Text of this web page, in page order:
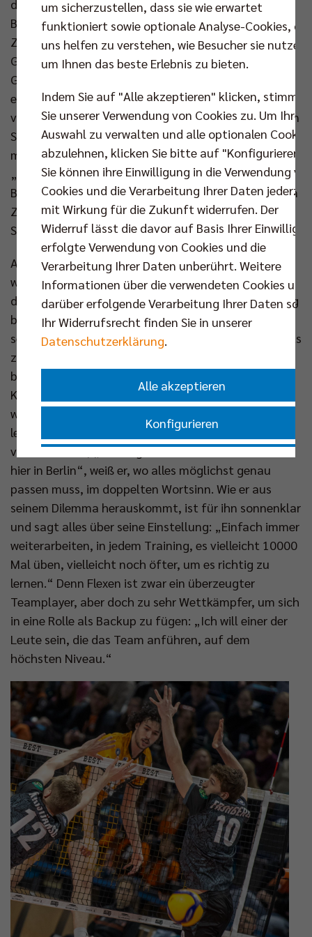
dieser junge Mann aus Rio Rancho im US-
Bundesstaat New Mexico nicht nur wegen seiner 206
Zentimeter Körperlänge in naher Zukunft zu einer
Größe im internationalen Volleyball reifen kann.
Genau das ist sein Plan. Der Außenangreifer hat eine
enorme Sprunghöhe, schlägt hart zu am Netz wie
von der Aufschlaglinie, kreiert selbst in komplizierten
Situationen häufig noch gute Attacken. „Das ist
mein Job“, kommentiert er trocken. Was fehlt?
„Passing“, antwortet Flexen, ohne zu zögern, die
Ballannahme und möglichst präzise Weitergabe zum
Zuspieler also. Ein Kernelement des erfolgreichen
Spiels.
An seiner Schwäche arbeitet der Amerikaner, der
wegen seiner Größe als Außenangreifer ein wenig an
den „Hall of Famer“ Robert Kromm erinnert. Der trug
bis 2018 das BR Volleys Trikot und war sogar noch
sechs Zentimeter länger. Er wurde deshalb auch stets
zum Ziel der gegnerischen Aufschläge. Hinzu kommt
bei Flexen, dass er die meiste Zeit seiner jungen
Karriere auf der Diagonalposition eingesetzt wurde,
wo er mit der Ballverteilung wenig zu tun hatte. Kein
leichter Übergang also, das Element zu
verinnerlichen, „schon gar nicht auf einem Level wie
hier in Berlin“, weiß er, wo alles möglichst genau
passen muss, im doppelten Wortsinn. Wie er aus
seinem Dilemma herauskommt, ist für ihn sonnenklar
und sagt alles über seine Einstellung: „Einfach immer
weiterarbeiten, in jedem Training, es vielleicht 10000
Mal üben, vielleicht noch öfter, um es richtig zu
lernen.“ Denn Flexen ist zwar ein überzeugter
Teamplayer, aber doch zu sehr Wettkämpfer, um sich
in eine Rolle als Backup zu fügen: „Ich will einer der
Leute sein, die das Team anführen, auf dem
höchsten Niveau.“
um sicherzustellen, dass sie wie erwartet
funktioniert sowie optionale Analyse-Cookies, die
uns helfen zu verstehen, wie Besucher sie nutzen,
um Ihnen das beste Erlebnis zu bieten.
Indem Sie auf "Alle akzeptieren" klicken, stimmen
Sie unserer Verwendung von Cookies zu. Um Ihre
Auswahl zu verwalten und alle optionalen Cookies
abzulehnen, klicken Sie bitte auf "Konfigurieren".
Sie können ihre Einwilligung in die Verwendung
Cookies und die Verarbeitung Ihrer Daten
mit Wirkung für die Zukunft widerrufen. Der
Widerruf lässt die davor auf Basis Ihrer
erfolgte Verwendung von Cookies und die
Verarbeitung Ihrer Daten unberührt. Weitere
Informationen über die verwendeten Cookies und
darüber erfolgende Verarbeitung Ihrer Daten
Ihr Widerrufsrecht finden Sie in unserer
Datenschutzerklärung.
Alle akzeptieren
Konfigurieren
Nur essenzielle Cookies akzeptieren
Impressum|Datenschutzerklärung